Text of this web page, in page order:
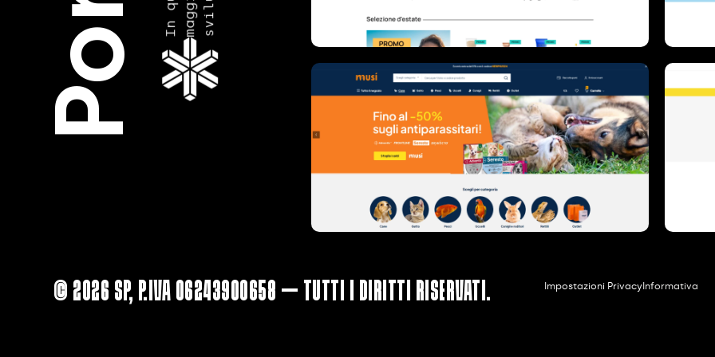

© 2026 SP, P.IVA 06243900658 — Tutti i diritti riservati. Impostazioni Privacy Informativa